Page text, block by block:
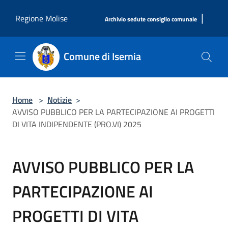
Regione Molise
Archivio sedute consiglio comunale |
Comune di Isernia
Home > Notizie >
AVVISO PUBBLICO PER LA PARTECIPAZIONE AI PROGETTI
DI VITA INDIPENDENTE (PRO.VI) 2025
AVVISO PUBBLICO PER LA
PARTECIPAZIONE AI
PROGETTI DI VITA